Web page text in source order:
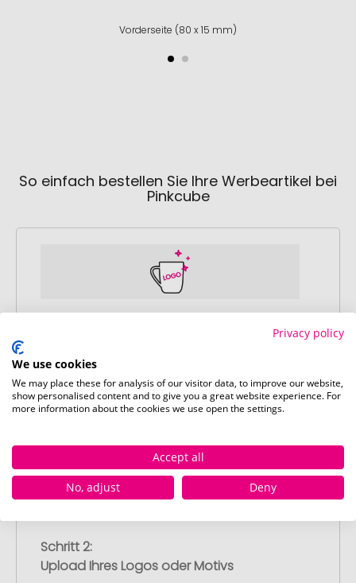
Vorderseite (80 x 15 mm)
So einfach bestellen Sie Ihre Werbeartikel bei
Pinkcube
Wählen Sie Ihre gewünschten
Werbeartikel aus und passen Sie diese
nach Ihren Vorstellungen an.
Schritt 2:
Upload Ihres Logos oder Motivs
Privacy policy
We use cookies
We may place these for analysis of our visitor data, to improve our website,
show personalised content and to give you a great website experience. For
more information about the cookies we use open the settings.
Accept all
No, adjust
Deny